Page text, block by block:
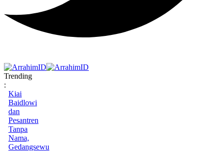
Trending
:
Kiai
Baidlowi
dan
Pesantren
Tanpa
Nama,
Gedangsewu